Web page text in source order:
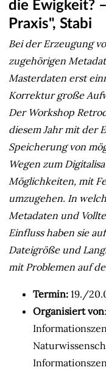
die Ewigkeit?
Praxis", Stabi
Bei der Erzeugung
zugehörigen
Masterdaten erst
Korrektur große
Der Workshop
diesem Jahr mit der
Speicherung von
Wegen zum
Möglichkeiten, mit
umzugehen. In
Metadaten und
Einfluss haben sie
Dateigröße und
mit Problemen auf
Termin: 19./
Organisiert von